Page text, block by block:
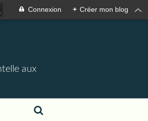
Connexion + Créer mon blog
aux